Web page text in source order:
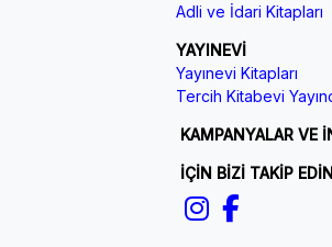
Adli ve İdari Kitapları
YAYINEVİ
Yayınevi Kitapları
Tercih Kitabevi
KAMPANYALAR VE
İÇİN BİZİ TAKİP